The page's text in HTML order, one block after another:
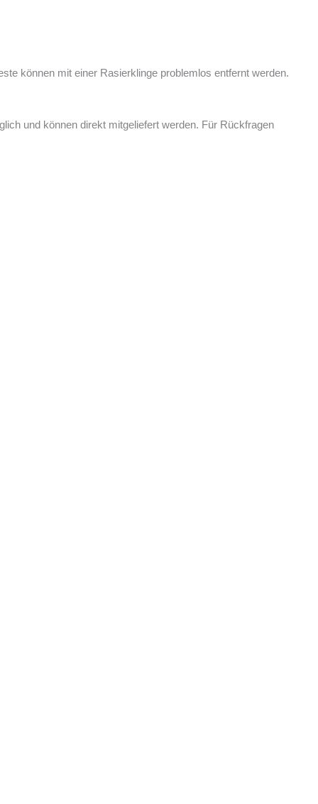
können mit einer Rasierklinge problemlos entfernt werden.
und können direkt mitgeliefert werden. Für Rückfragen